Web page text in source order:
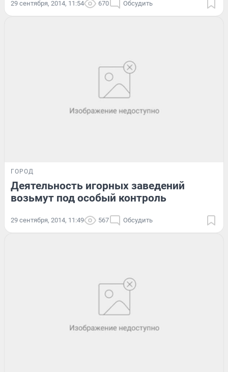
29 сентября, 2014, 11:54 670 Обсудить
ГОРОД
Деятельность игорных заведений
возьмут под особый контроль
29 сентября, 2014, 11:49 567 Обсудить